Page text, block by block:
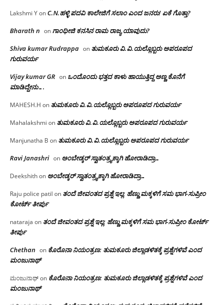
Lakshmi YonC.N.ಹಳ್ಳಿ ಪದವಿ ಕಾಲೇಜಿಗೆ ಸಲಾಂ‌ ಎಂದ ಜನರು! ಏಕೆ ಗೊತ್ತಾ?
Bharath n on ಗಾಂಧೀಜಿ ಕನಸಿನ ರಾಮ ರಾಜ್ಯ ಯಾವುದು?
Shiva kumar Rudrappa on ತುಮಕೂರು‌ ವಿ.ವಿ.ಯಲ್ಲೊಬ್ಬರು ಅಪರೂಪದ
ಗುರುವರ್ಯ
Vijay kumar GR on ಒಂದೊಂದು ಭತ್ತದ ಕಾಳು ಹಾಯುತ್ತಿದ್ದ ಅಣ್ಣ ಕೊನೆಗೆ
ಮಾಡಿದ್ದೇನು….
MAHESH.H on ತುಮಕೂರು‌ ವಿ.ವಿ.ಯಲ್ಲೊಬ್ಬರು ಅಪರೂಪದ ಗುರುವರ್ಯ
Mahalakshmi on ತುಮಕೂರು‌ ವಿ.ವಿ.ಯಲ್ಲೊಬ್ಬರು ಅಪರೂಪದ ಗುರುವರ್ಯ
Manjunatha B on ತುಮಕೂರು‌ ವಿ.ವಿ.ಯಲ್ಲೊಬ್ಬರು ಅಪರೂಪದ ಗುರುವರ್ಯ
Ravi Janashri on ಅಂಬೇಡ್ಕರ್ ಸ್ವಾತಂತ್ರ್ಯಕ್ಕಾಗಿ ಹೋರಾಡಿದ್ರಾ…
Deekshithon ಅಂಬೇಡ್ಕರ್ ಸ್ವಾತಂತ್ರ್ಯಕ್ಕಾಗಿ ಹೋರಾಡಿದ್ರಾ…
Raju police patil on ತಂದೆ ಜೀವಂತದ ಪ್ರಶ್ನೆ ಇಲ್ಲ: ಹೆಣ್ಣು ಮಕ್ಕಳಿಗೆ ಸಮ ಭಾಗ-ಸುಪ್ರೀಂ
ಕೋರ್ಟ್ ತೀರ್ಪು
nataraja on ತಂದೆ ಜೀವಂತದ ಪ್ರಶ್ನೆ ಇಲ್ಲ: ಹೆಣ್ಣು ಮಕ್ಕಳಿಗೆ ಸಮ ಭಾಗ-ಸುಪ್ರೀಂ ಕೋರ್ಟ್
ತೀರ್ಪು
Chethan on ಕೊರೊನಾ ನಿಯಂತ್ರಣ: ತುಮಕೂರು ಜಿಲ್ಲಾಡಳಿತಕ್ಕೆ ಪ್ರಶ್ನೆಗಳಿವೆ ಎಂದ
ಮಂಜು‌ನಾಥ್
ಮಂಜುನಾಥ್on ಕೊರೊನಾ ನಿಯಂತ್ರಣ: ತುಮಕೂರು ಜಿಲ್ಲಾಡಳಿತಕ್ಕೆ ಪ್ರಶ್ನೆಗಳಿವೆ ಎಂದ
ಮಂಜು‌ನಾಥ್